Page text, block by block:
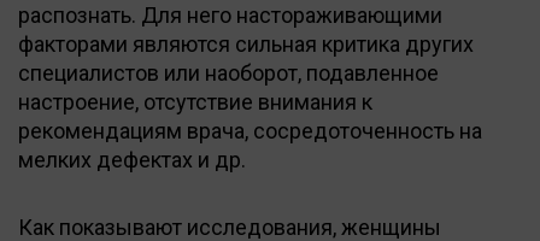
распознать. Для него настораживающими
факторами являются сильная критика других
специалистов или наоборот, подавленное
настроение, отсутствие внимания к
рекомендациям врача, сосредоточенность на
мелких дефектах и др.
Как показывают исследования, женщины